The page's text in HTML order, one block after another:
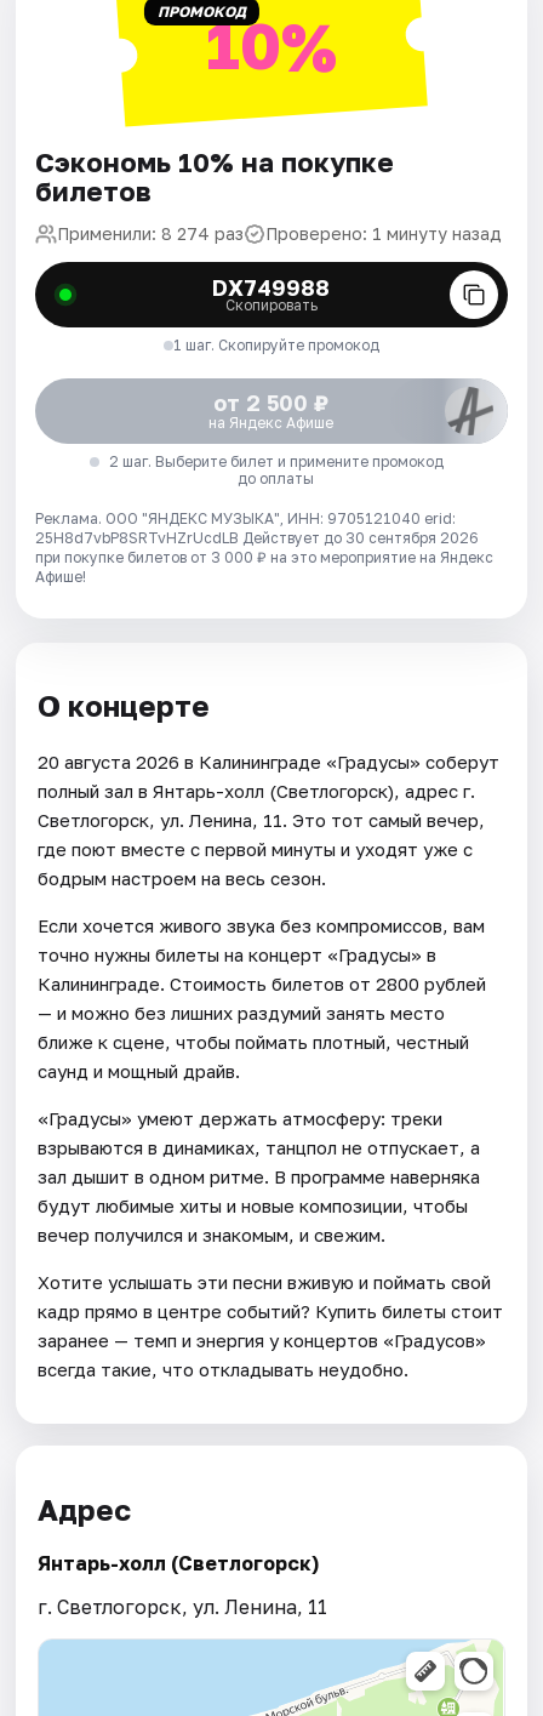
ПРОМОКОД10%
Сэкономь 10% на покупке
билетов
Применили: 8 274 раз Проверено: 1 минуту назад
DX749988
Скопировать
1 шаг. Скопируйте промокод
от 2 500 ₽
на Яндекс Афише
2 шаг. Выберите билет и примените промокод
до оплаты
Реклама. ООО "ЯНДЕКС МУЗЫКА", ИНН: 9705121040 erid:
25H8d7vbP8SRTvHZrUcdLB Действует до 30 сентября 2026
при покупке билетов от 3 000 ₽ на это мероприятие на Яндекс
Афише!
О концерте
20 августа 2026 в Калининграде «Градусы» соберут
полный зал в Янтарь-холл (Светлогорск), адрес г.
Светлогорск, ул. Ленина, 11. Это тот самый вечер,
где поют вместе с первой минуты и уходят уже с
бодрым настроем на весь сезон.
Если хочется живого звука без компромиссов, вам
точно нужны билеты на концерт «Градусы» в
Калининграде. Стоимость билетов от 2800 рублей
— и можно без лишних раздумий занять место
ближе к сцене, чтобы поймать плотный, честный
саунд и мощный драйв.
«Градусы» умеют держать атмосферу: треки
взрываются в динамиках, танцпол не отпускает, а
зал дышит в одном ритме. В программе наверняка
будут любимые хиты и новые композиции, чтобы
вечер получился и знакомым, и свежим.
Хотите услышать эти песни вживую и поймать свой
кадр прямо в центре событий? Купить билеты стоит
заранее — темп и энергия у концертов «Градусов»
всегда такие, что откладывать неудобно.
Адрес
Янтарь-холл (Светлогорск)
г. Светлогорск, ул. Ленина, 11